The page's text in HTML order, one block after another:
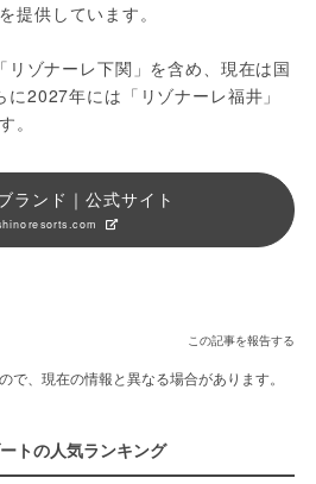
提供しています。
ゾナーレ下関」を含め、現在は国
2027年には「リゾナーレ福井」
。
ランド｜公式サイト
この記事を報告する
で、現在の情報と異なる場合があります。
トの人気ランキング